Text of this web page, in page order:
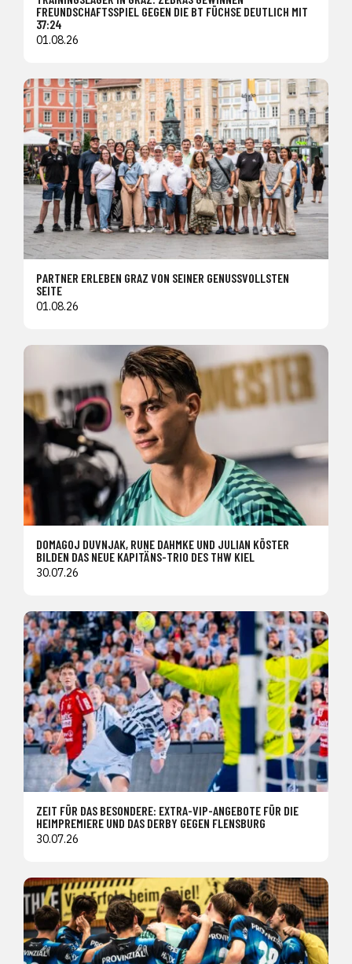
FREUNDSCHAFTSSPIEL GEGEN DIE BT FÜCHSE DEUTLICH MIT
37:24
01.08.26
PARTNER ERLEBEN GRAZ VON SEINER GENUSSVOLLSTEN
SEITE
01.08.26
DOMAGOJ DUVNJAK, RUNE DAHMKE UND JULIAN KÖSTER
BILDEN DAS NEUE KAPITÄNS-TRIO DES THW KIEL
30.07.26
ZEIT FÜR DAS BESONDERE: EXTRA-VIP-ANGEBOTE FÜR DIE
HEIMPREMIERE UND DAS DERBY GEGEN FLENSBURG
30.07.26